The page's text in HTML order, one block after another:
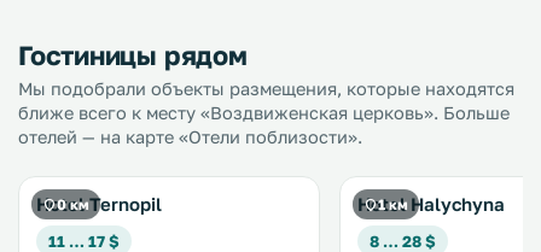
Гостиницы рядом
Мы подобрали объекты размещения, которые находятся
ближе всего к месту «Воздвиженская церковь». Больше
отелей — на карте «Отели поблизости».
0 км
Hotel Ternopil
11 … 17 $
1 км
Hotel Halychyna
8 … 28 $